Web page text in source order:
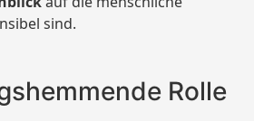
sind.
Rolle